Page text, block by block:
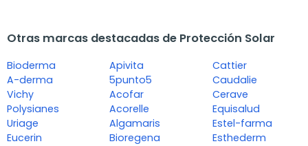
Otras marcas destacadas de Protección Solar
Bioderma
A-derma
Vichy
Polysianes
Uriage
Eucerin
Apivita
5punto5
Acofar
Acorelle
Algamaris
Bioregena
Cattier
Caudalie
Cerave
Equisalud
Estel-farma
Esthederm